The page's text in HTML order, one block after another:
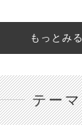
もっとみる
テーマ